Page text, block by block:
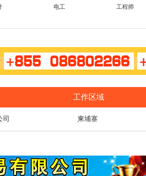
电工 工程师
工作区域
司 柬埔寨